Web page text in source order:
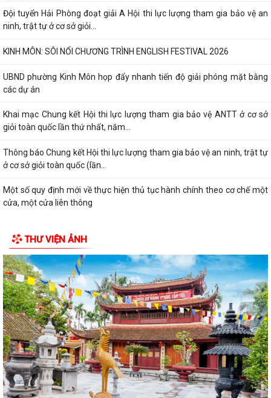
Một số quy định mới về thực hiện thủ tục hành chính theo cơ chế một
cửa, một cửa liên thông
Quy trình mới về tiếp nhận, giải quyết thủ tục hành chính trên môi
Triển khai nộp thuế sử dụng đất phi nông nghiệp qua ứng dụng eTax
Hướng dẫn cài đặt và sử dụng, nộp thuế qua dụng ứng dụng eTax
HẢI PHÒNG THU PHÍ 0 ĐỒNG ĐỐI VỚI 4 LỆ PHÍ VÀ 7 LOẠI PHÍ KHI THỰC
HIỆN THỦ TỤC HÀNH CHÍNH TRỰC TUYẾN
Thông báo về việc niêm yết công khai kết quả triển khai Nghị quyết
THÔNG BÁO CỦA TRẠM Y TẾ PHƯỜNG KINH MÔN Về việc lập danh
sách những phụ nữ sinh con thứ hai trước...
PHƯỜNG KINH MÔN TUYÊN TRUYỀN, HƯỚNG DẪN NGƯỜI DÂN
CHUYỂN ĐỔI THIẾT BỊ, SIM 4G/5G TRƯỚC KHI NGỪNG...
PHƯỜNG KINH MÔN TRIỂN KHAI KẾ HOẠCH THU THUẾ SỬ DỤNG ĐẤT
PHI NÔNG NGHIỆP NĂM 2026 VÀ PHÁT ĐỘNG ĐỢT...
Vòng chung kết Hội thi lực lượng tham gia bảo vệ an ninh trật tự ở cơ
sở giỏi toàn quốc sẽ diễn ra...
THƯ VIỆN ẢNH